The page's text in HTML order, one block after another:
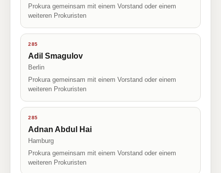
Prokura gemeinsam mit einem Vorstand oder einem
weiteren Prokuristen
285
Adil Smagulov
Berlin
Prokura gemeinsam mit einem Vorstand oder einem
weiteren Prokuristen
285
Adnan Abdul Hai
Hamburg
Prokura gemeinsam mit einem Vorstand oder einem
weiteren Prokuristen